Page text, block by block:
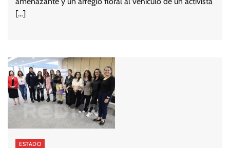
[…]
ESTADO